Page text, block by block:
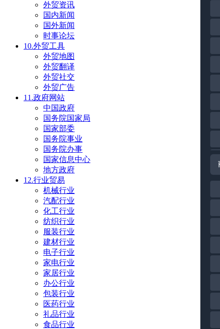
外贸资讯
国内新闻
国外新闻
时事论坛
10.外贸工具
外贸地图
外贸翻译
外贸社交
外贸广告
11.政府网站
中国政府
国务院国家局
国家部委
国务院事业
国务院办事
国家信息中心
地方政府
12.行业贸易
机械行业
汽配行业
化工行业
纺织行业
服装行业
建材行业
电子行业
家电行业
家居行业
办公行业
包装行业
医药行业
礼品行业
食品行业